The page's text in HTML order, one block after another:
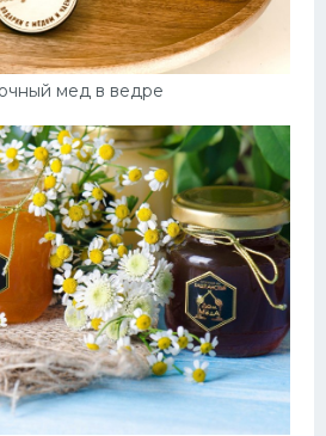
мед в ведре